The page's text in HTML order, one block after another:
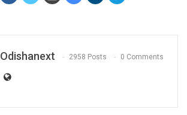
Odishanext 2958 Posts 0 Comments